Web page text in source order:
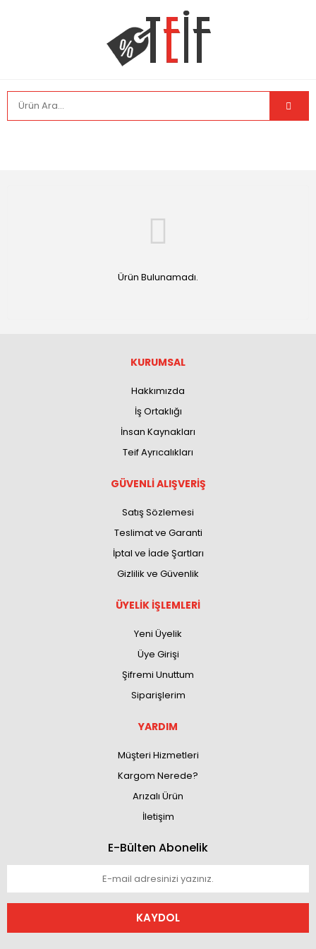
Ürün Bulunamadı.
KURUMSAL
Hakkımızda
İş Ortaklığı
İnsan Kaynakları
Teif Ayrıcalıkları
GÜVENLİ ALIŞVERİŞ
Satış Sözlemesi
Teslimat ve Garanti
İptal ve İade Şartları
Gizlilik ve Güvenlik
ÜYELİK İŞLEMLERİ
Yeni Üyelik
Üye Girişi
Şifremi Unuttum
Siparişlerim
YARDIM
Müşteri Hizmetleri
Kargom Nerede?
Arızalı Ürün
İletişim
E-Bülten Abonelik
KAYDOL